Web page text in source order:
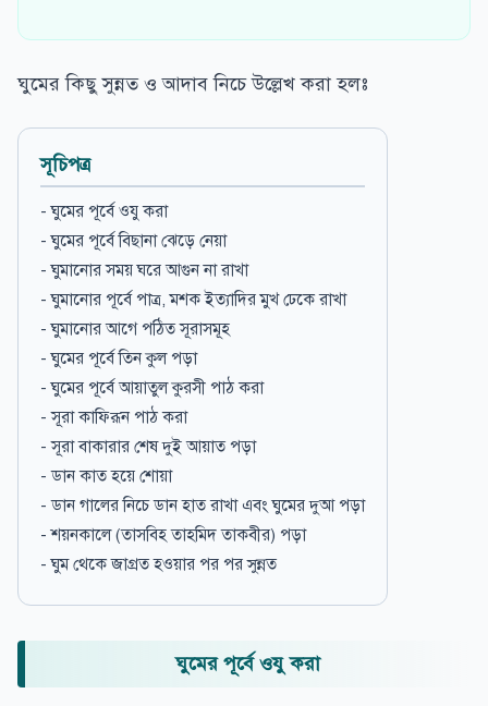
ঘুমের কিছু সুন্নত ও আদাব নিচে উল্লেখ করা হলঃ
সূচিপত্র
- ঘুমের পূর্বে ওযু করা
- ঘুমের পূর্বে বিছানা ঝেড়ে নেয়া
- ঘুমানোর সময় ঘরে আগুন না রাখা
- ঘুমানোর পূর্বে পাত্র, মশক ইত্যাদির মুখ ঢেকে রাখা
- ঘুমানোর আগে পঠিত সূরাসমূহ
- ঘুমের পূর্বে তিন কুল পড়া
- ঘুমের পূর্বে আয়াতুল কুরসী পাঠ করা
- সূরা কাফিরূন পাঠ করা
- সূরা বাকারার শেষ দুই আয়াত পড়া
- ডান কাত হয়ে শোয়া
- ডান গালের নিচে ডান হাত রাখা এবং ঘুমের দুআ পড়া
- শয়নকালে (তাসবিহ তাহমিদ তাকবীর) পড়া
- ঘুম থেকে জাগ্রত হওয়ার পর পর সুন্নত
ঘুমের পূর্বে ওযু করা